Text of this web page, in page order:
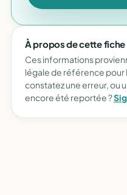
À propos de cette fiche
Ces informations
légale de référence pour
constatez une erreur, ou
encore été reportée ?